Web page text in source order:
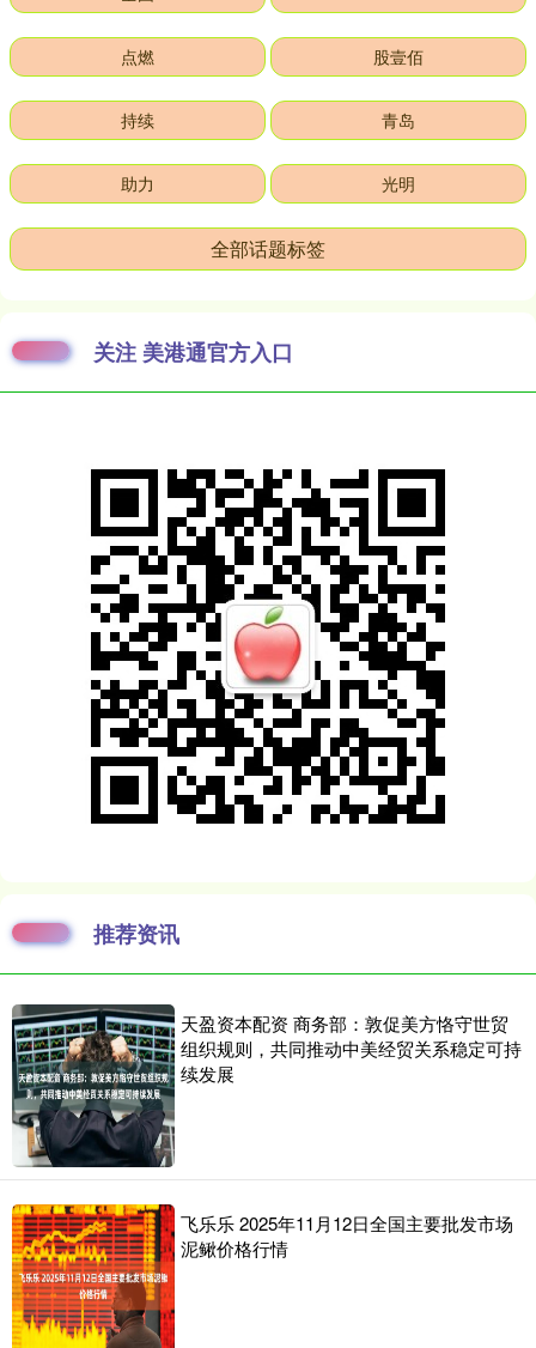
点燃 股壹佰
持续 青岛
助力 光明
全部话题标签
关注 美港通官方入口
推荐资讯
天盈资本配资 商务部：敦促美方恪守世贸
组织规则，共同推动中美经贸关系稳定可持
续发展
飞乐乐 2025年11月12日全国主要批发市场
泥鳅价格行情